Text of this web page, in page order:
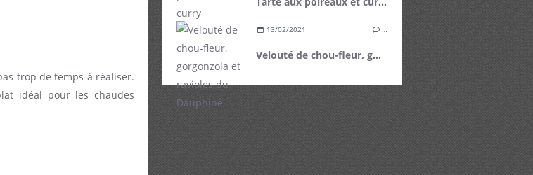
trop de temps à réaliser.
idéal pour les chaudes
13/02/2021 …
Velouté de chou-fleur, gorgonzola et ravioles du Dauphiné